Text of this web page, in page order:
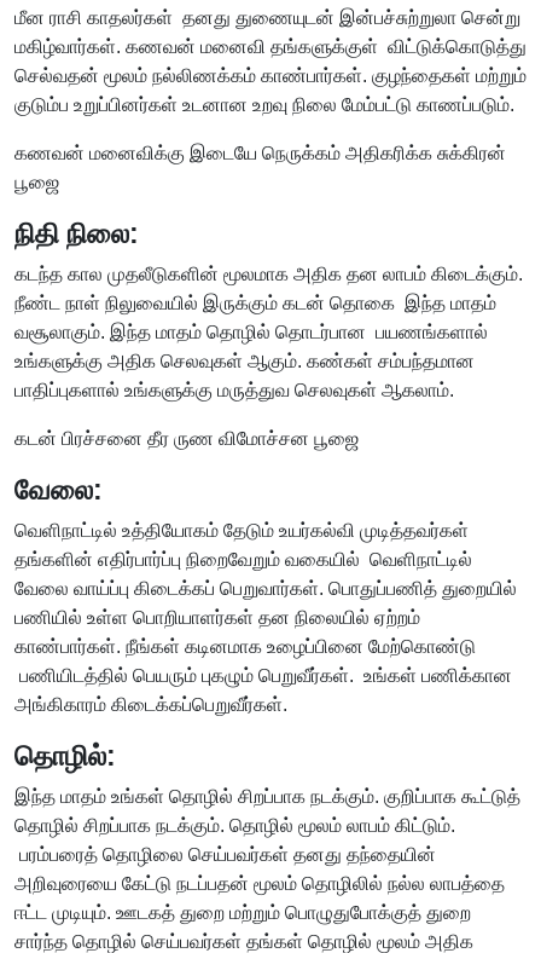
மீன ராசி காதலர்கள் தனது துணையுடன் இன்பச்சுற்றுலா சென்று
மகிழ்வார்கள். கணவன் மனைவி தங்களுக்குள் விட்டுக்கொடுத்து
செல்வதன் மூலம் நல்லிணக்கம் காண்பார்கள். குழந்தைகள் மற்றும்
குடும்ப உறுப்பினர்கள் உடனான உறவு நிலை மேம்பட்டு காணப்படும்.
கணவன் மனைவிக்கு இடையே நெருக்கம் அதிகரிக்க சுக்கிரன்
பூஜை
நிதி நிலை:
கடந்த கால முதலீடுகளின் மூலமாக அதிக தன லாபம் கிடைக்கும்.
நீண்ட நாள் நிலுவையில் இருக்கும் கடன் தொகை இந்த மாதம்
வசூலாகும். இந்த மாதம் தொழில் தொடர்பான பயணங்களால்
உங்களுக்கு அதிக செலவுகள் ஆகும். கண்கள் சம்பந்தமான
பாதிப்புகளால் உங்களுக்கு மருத்துவ செலவுகள் ஆகலாம்.
கடன் பிரச்சனை தீர ருண விமோச்சன பூஜை
வேலை:
வெளிநாட்டில் உத்தியோகம் தேடும் உயர்கல்வி முடித்தவர்கள்
தங்களின் எதிர்பார்ப்பு நிறைவேறும் வகையில் வெளிநாட்டில்
வேலை வாய்ப்பு கிடைக்கப் பெறுவார்கள். பொதுப்பணித் துறையில்
பணியில் உள்ள பொறியாளர்கள் தன நிலையில் ஏற்றம்
காண்பார்கள். நீங்கள் கடினமாக உழைப்பினை மேற்கொண்டு
பணியிடத்தில் பெயரும் புகழும் பெறுவீர்கள். உங்கள் பணிக்கான
அங்கிகாரம் கிடைக்கப்பெறுவீர்கள்.
தொழில்:
இந்த மாதம் உங்கள் தொழில் சிறப்பாக நடக்கும். குறிப்பாக கூட்டுத்
தொழில் சிறப்பாக நடக்கும். தொழில் மூலம் லாபம் கிட்டும்.
பரம்பரைத் தொழிலை செய்பவர்கள் தனது தந்தையின்
அறிவுரையை கேட்டு நடப்பதன் மூலம் தொழிலில் நல்ல லாபத்தை
ஈட்ட முடியும். ஊடகத் துறை மற்றும் பொழுதுபோக்குத் துறை
சார்ந்த தொழில் செய்பவர்கள் தங்கள் தொழில் மூலம் அதிக